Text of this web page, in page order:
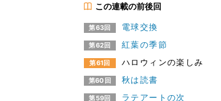
この連載の前後回
第63回 電球交換
第62回 紅葉の季節
第61回 ハロウィンの楽しみ
第60回 秋は読書
第59回 ラテアートの次